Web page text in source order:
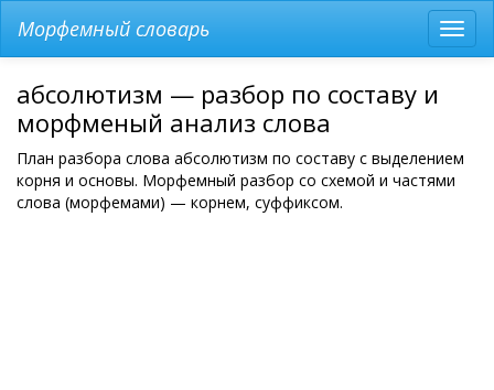
меню
Морфемный словарь
абсолютизм — разбор по составу и
морфменый анализ слова
План разбора слова абсолютизм по составу с выделением
корня и основы. Морфемный разбор со схемой и частями
слова (морфемами) — корнем, суффиксом.